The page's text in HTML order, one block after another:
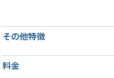
その他特徴
料金